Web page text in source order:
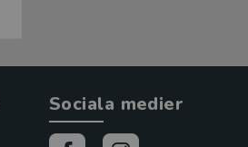
Sociala medier